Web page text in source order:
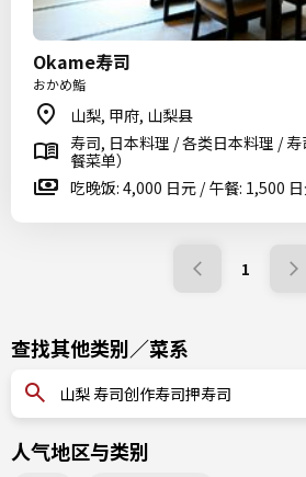
Okame寿司
おかめ鮨
山梨, 甲府, 山梨县
寿司, 日本料理 / 各类日本料理 /
餐菜单）
吃晚饭: 4,000 日元 / 午餐: 1,500
1
查找其他类别／菜系
山梨 寿司创作寿司押寿司
人气地区与类别